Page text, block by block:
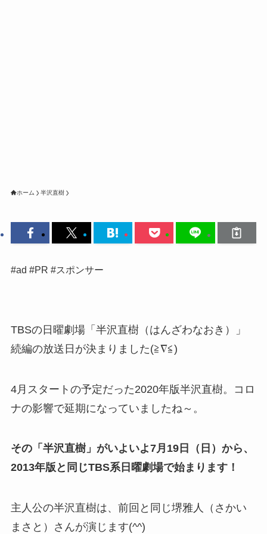
ホーム 半沢直樹
#ad #PR #スポンサー
TBSの日曜劇場「半沢直樹（はんざわなおき）」
続編の放送日が決まりました(≧∇≦)
4月スタートの予定だった2020年版半沢直樹。コロ
ナの影響で延期になっていましたね～。
その「半沢直樹」がいよいよ7月19日（日）から、
2013年版と同じTBS系日曜劇場で始まります！
主人公の半沢直樹は、前回と同じ堺雅人（さかい
まさと）さんが演じます(^^)